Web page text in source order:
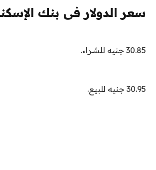
سعر الدولار فى بنك
30.85 جنيه للشراء.
30.95 جنيه للبيع.